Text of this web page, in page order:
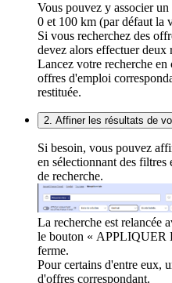
Vous pouvez y associer
0 et 100 km (par défaut la
Si vous recherchez des
devez alors effectuer deux
Lancez votre recherche
offres d'emploi
restituée.
2. Affiner les résultats de
Si besoin, vous pouvez
en sélectionnant des filtres
de recherche.
La recherche est relancée
le bouton « APPLIQUER
ferme.
Pour certains d'entre eux,
d'offres correspondant.